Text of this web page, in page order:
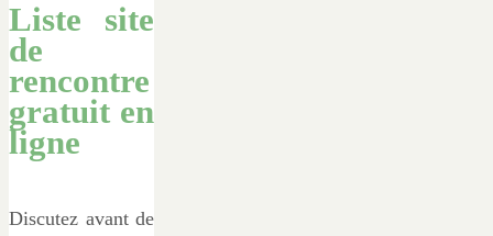
Liste site
de
rencontre
gratuit en
ligne
Discutez avant de